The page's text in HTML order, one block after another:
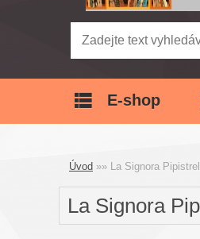
E-shop
Úvod »» La Signora
La Signora